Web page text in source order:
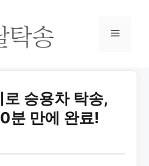
승용차 탁송,
분 만에 완료!